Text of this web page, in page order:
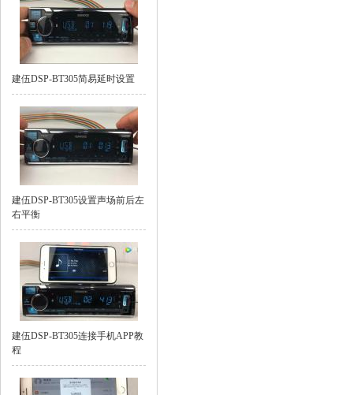
建伍DSP-BT305简易延时设置
建伍DSP-BT305设置声场前后左
右平衡
建伍DSP-BT305连接手机APP教
程